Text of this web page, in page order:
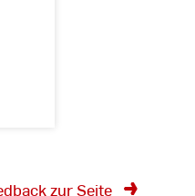
zur Seite